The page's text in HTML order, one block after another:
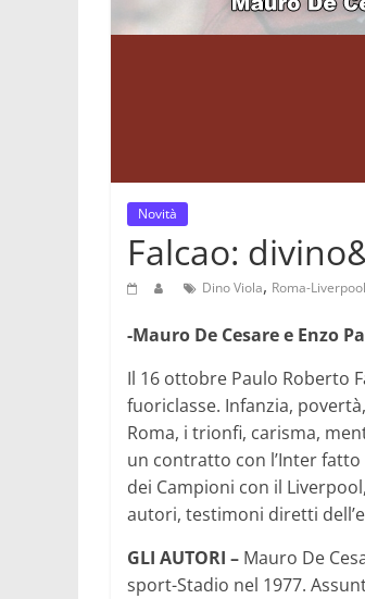
Novità
Falcao:
Dino Viola, Roma-Liverpool
-Mauro De Cesare e Enzo
Il 16 ottobre Paulo Roberto
fuoriclasse. Infanzia,
Roma, i trionfi, carisma,
un contratto con l’Inter
dei Campioni con il
autori, testimoni diretti
GLI AUTORI – Mauro De
sport-Stadio nel 1977.